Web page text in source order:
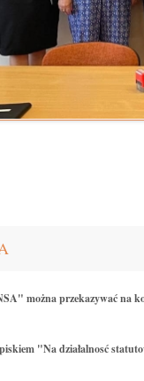
można przekazywać na
"Na działalnosć